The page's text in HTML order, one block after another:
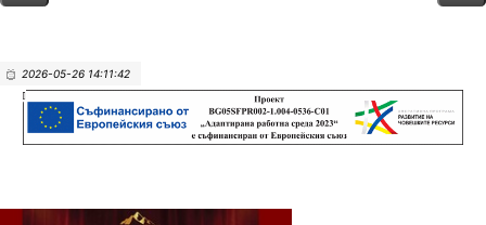
2026-05-26 14:11:42